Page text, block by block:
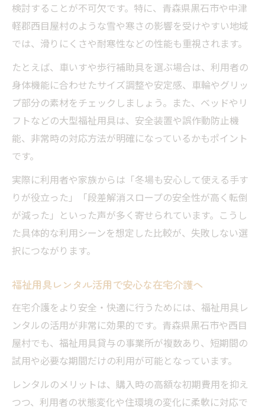
検討することが不可欠です。特に、青森県黒石市や中津
軽郡西目屋村のような雪や寒さの影響を受けやすい地域
では、滑りにくさや耐寒性などの性能も重視されます。
たとえば、車いすや歩行補助具を選ぶ場合は、利用者の
身体機能に合わせたサイズ調整や安定感、車輪やグリッ
プ部分の素材をチェックしましょう。また、ベッドやリ
フトなどの大型福祉用具は、安全装置や誤作動防止機
能、非常時の対応方法が明確になっているかもポイント
です。
実際に利用者や家族からは「冬場も安心して使える手す
りが役立った」「段差解消スロープの安全性が高く転倒
が減った」といった声が多く寄せられています。こうし
た具体的な利用シーンを想定した比較が、失敗しない選
択につながります。
福祉用具レンタル活用で安心な在宅介護へ
在宅介護をより安全・快適に行うためには、福祉用具レ
ンタルの活用が非常に効果的です。青森県黒石市や西目
屋村でも、福祉用具貸与の事業所が複数あり、短期間の
試用や必要な期間だけの利用が可能となっています。
レンタルのメリットは、購入時の高額な初期費用を抑え
つつ、利用者の状態変化や住環境の変化に柔軟に対応で